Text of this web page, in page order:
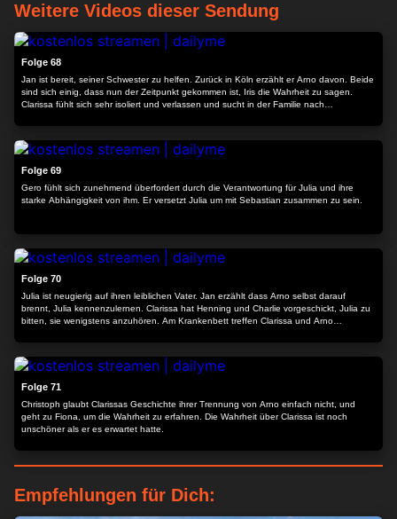
Weitere Videos dieser Sendung
Folge 68
Jan ist bereit, seiner Schwester zu helfen. Zurück in Köln erzählt er Arno davon. Beide
sind sich einig, dass nun der Zeitpunkt gekommen ist, Iris die Wahrheit zu sagen.
Clarissa fühlt sich sehr isoliert und verlassen und sucht in der Familie nach
Folge 69
Gero fühlt sich zunehmend überfordert durch die Verantwortung für Julia und ihre
starke Abhängigkeit von ihm. Er versetzt Julia um mit Sebastian zusammen zu sein.
Folge 70
Julia ist neugierig auf ihren leiblichen Vater. Jan erzählt dass Arno selbst darauf
brennt, Julia kennenzulernen. Clarissa hat Henning und Charlie vorgeschickt, Julia zu
bitten, sie wenigstens anzuhören. Am Krankenbett treffen Clarissa und Arno
Folge 71
Christoph glaubt Clarissas Geschichte ihrer Trennung von Arno einfach nicht, und
geht zu Fiona, um die Wahrheit zu erfahren. Die Wahrheit über Clarissa ist noch
unschöner als er es erwartet hatte.
Empfehlungen für Dich: